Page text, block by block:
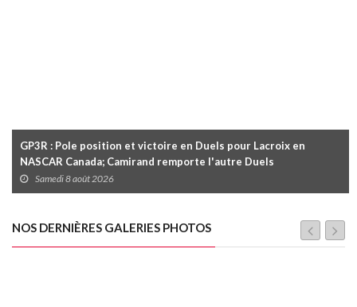
GP3R : Pole position et victoire en Duels pour Lacroix en
NASCAR Canada; Camirand remporte l'autre Duels
Samedi 8 août 2026
NOS DERNIÈRES GALERIES PHOTOS